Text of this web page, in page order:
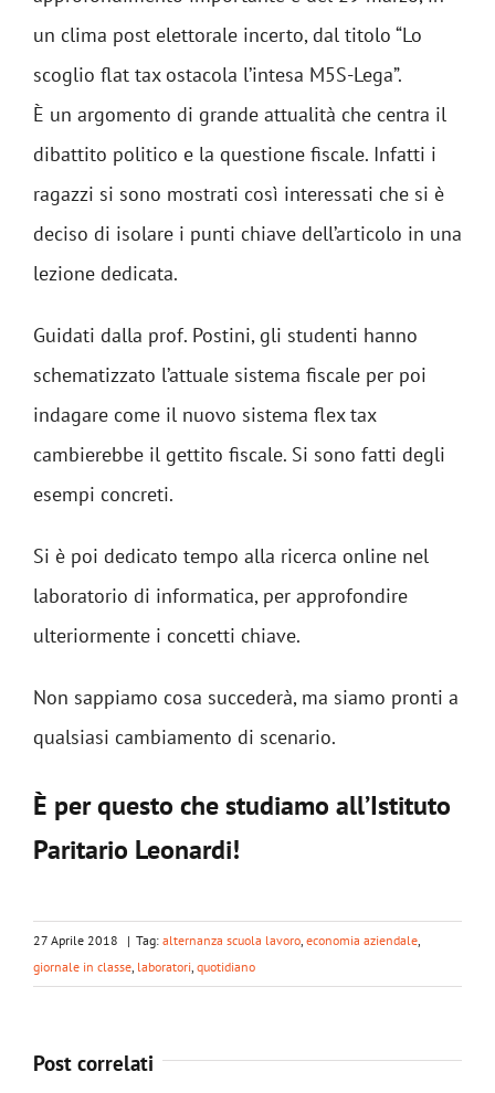
un clima post elettorale incerto, dal titolo “Lo
scoglio flat tax ostacola l’intesa M5S-Lega”.
È un argomento di grande attualità che centra il
dibattito politico e la questione fiscale. Infatti i
ragazzi si sono mostrati così interessati che si è
deciso di isolare i punti chiave dell’articolo in una
lezione dedicata.
Guidati dalla prof. Postini, gli studenti hanno
schematizzato l’attuale sistema fiscale per poi
indagare come il nuovo sistema flex tax
cambierebbe il gettito fiscale. Si sono fatti degli
esempi concreti.
Si è poi dedicato tempo alla ricerca online nel
laboratorio di informatica, per approfondire
ulteriormente i concetti chiave.
Non sappiamo cosa succederà, ma siamo pronti a
qualsiasi cambiamento di scenario.
È per questo che studiamo all’Istituto
Paritario Leonardi!
27 Aprile 2018 | Tag: alternanza scuola lavoro economia aziendale
giornale in classe laboratori quotidiano
Post correlati